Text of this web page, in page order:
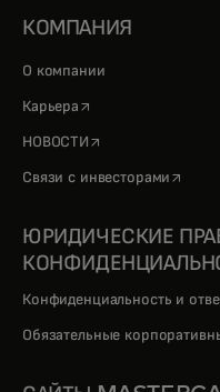
КОМПАНИЯ
О компании
Карьера opens in a new tab
НОВОСТИ opens in a new
Связи с инвесторами opens
ЮРИДИЧЕСКИЕ
Конфиденциальность и
Обязательные